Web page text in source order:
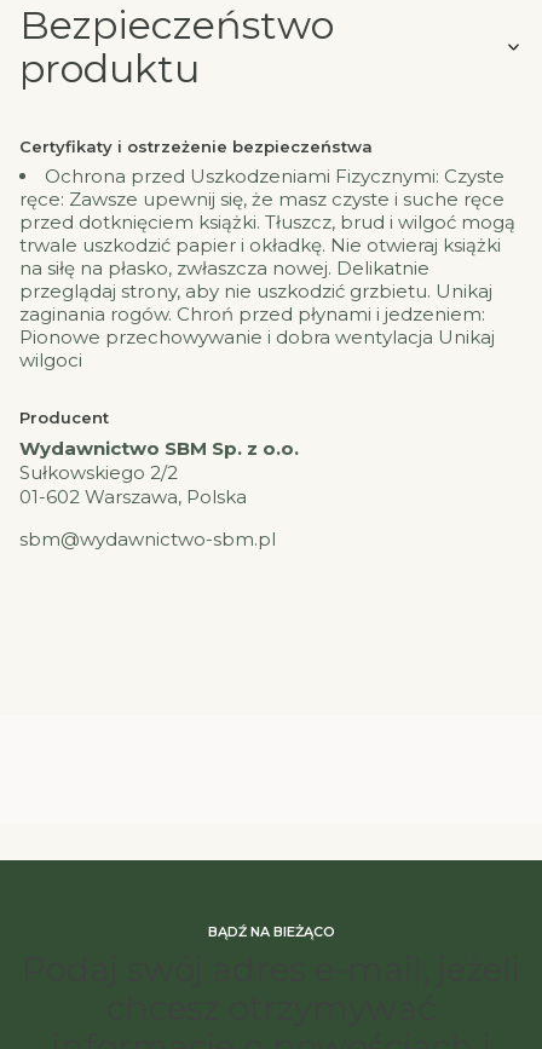
Bezpieczeństwo
produktu
Certyfikaty i ostrzeżenie bezpieczeństwa
Ochrona przed Uszkodzeniami Fizycznymi: Czyste
ręce: Zawsze upewnij się, że masz czyste i suche ręce
przed dotknięciem książki. Tłuszcz, brud i wilgoć mogą
trwale uszkodzić papier i okładkę. Nie otwieraj książki
na siłę na płasko, zwłaszcza nowej. Delikatnie
przeglądaj strony, aby nie uszkodzić grzbietu. Unikaj
zaginania rogów. Chroń przed płynami i jedzeniem:
Pionowe przechowywanie i dobra wentylacja Unikaj
wilgoci
Producent
Wydawnictwo SBM Sp. z o.o.
Sułkowskiego 2/2
01-602 Warszawa, Polska
sbm@wydawnictwo-sbm.pl
BĄDŹ NA BIEŻĄCO